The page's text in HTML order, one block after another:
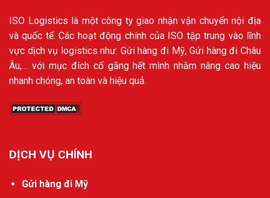
ISO Logistics là một công ty giao nhận vận chuyển nội địa
và quốc tế. Các hoạt động chính của ISO tập trung vào lĩnh
vực dịch vụ logistics như: Gửi hàng đi Mỹ, Gửi hàng đi Châu
Âu,… với mục đích cố gắng hết mình nhằm nâng cao hiệu
nhanh chóng, an toàn và hiệu quả.
DỊCH VỤ CHÍNH
Gửi hàng đi Mỹ